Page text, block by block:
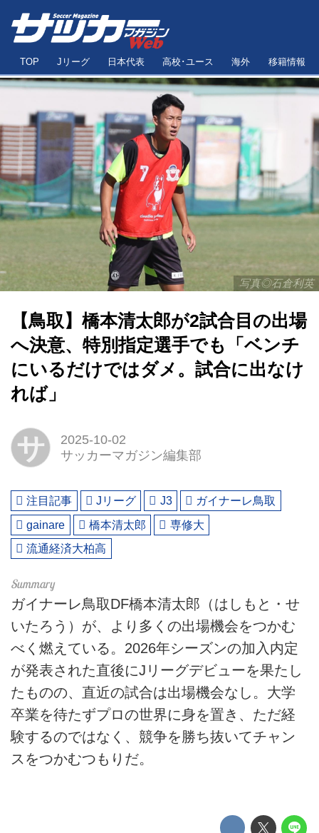
TOP Jリーグ 日本代表 高校･ユース 海外 移籍情報
写真◎石倉利英
【鳥取】橋本清太郎が2試合目の出場
へ決意、特別指定選手でも「ベンチ
にいるだけではダメ。試合に出なけ
れば」
サ
2025-10-02
サッカーマガジン編集部
注目記事 Jリーグ J3
ガイナーレ鳥取
gainare
橋本清太郎
専修大
流通経済大柏高
ガイナーレ鳥取DF橋本清太郎（はしもと・せ
いたろう）が、より多くの出場機会をつかむ
べく燃えている。2026年シーズンの加入内定
が発表された直後にJリーグデビューを果たし
たものの、直近の試合は出場機会なし。大学
卒業を待たずプロの世界に身を置き、ただ経
験するのではなく、競争を勝ち抜いてチャン
スをつかむつもりだ。